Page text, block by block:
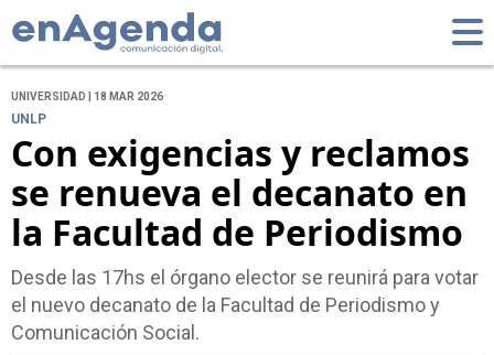
UNIVERSIDAD | 18 MAR 2026
UNLP
Con exigencias y reclamos
se renueva el decanato en
la Facultad de Periodismo
Desde las 17hs el órgano elector se reunirá para votar
el nuevo decanato de la Facultad de Periodismo y
Comunicación Social.